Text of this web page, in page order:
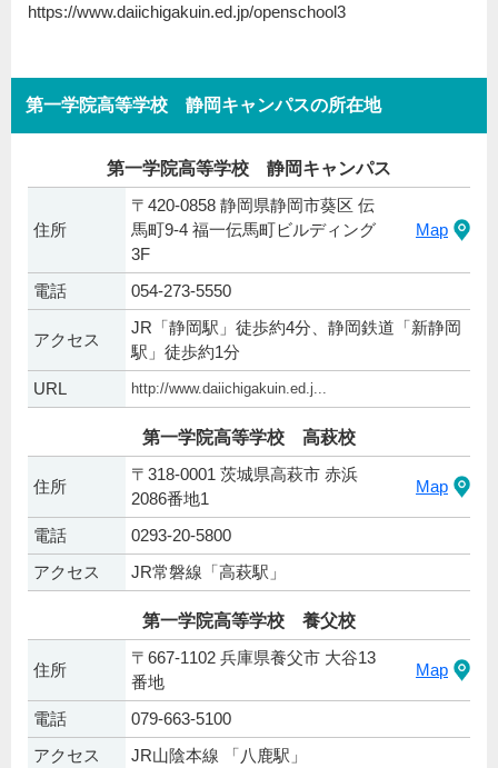
https://www.daiichigakuin.ed.jp/openschool3
第一学院高等学校 静岡キャンパスの所在地
第一学院高等学校 静岡キャンパス
住所
〒420-0858 静岡県静岡市葵区 伝
馬町9-4 福一伝馬町ビルディング
3F
Map
電話 054-273-5550
アクセス
JR「静岡駅」徒歩約4分、静岡鉄道「新静岡
駅」徒歩約1分
URL
http://www.daiichigakuin.ed.j...
第一学院高等学校 高萩校
住所
〒318-0001 茨城県高萩市 赤浜
2086番地1
Map
電話
0293-20-5800
アクセス
JR常磐線「高萩駅」
第一学院高等学校 養父校
住所
〒667-1102 兵庫県養父市 大谷13
番地
Map
電話
079-663-5100
アクセス
JR山陰本線 「八鹿駅」